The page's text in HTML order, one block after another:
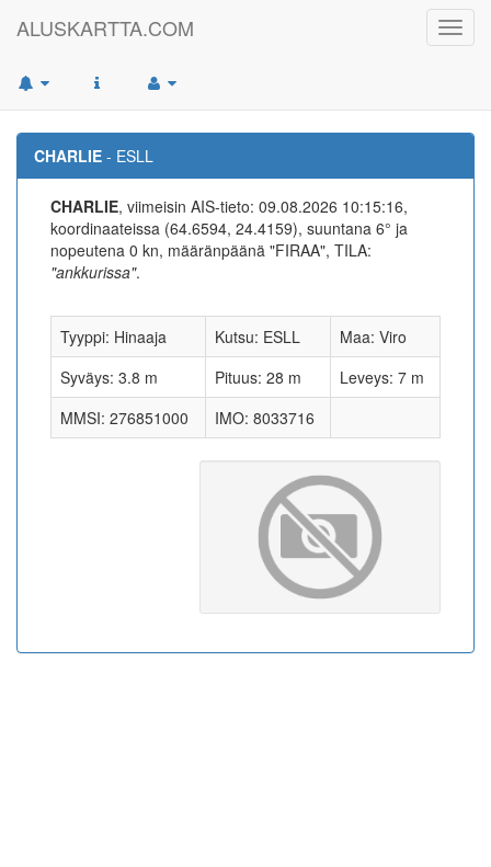
ALUSKARTTA.COM
CHARLIE - ESLL
CHARLIE, viimeisin AIS-tieto: 09.08.2026 10:15:16,
koordinaateissa (64.6594, 24.4159), suuntana 6° ja
nopeutena 0 kn, määränpäänä "FIRAA", TILA:
"ankkurissa".
Tyyppi: Hinaaja Kutsu: ESLL
Maa: Viro
Syväys: 3.8 m
Pituus: 28 m
Leveys: 7 m
MMSI: 276851000
IMO: 8033716